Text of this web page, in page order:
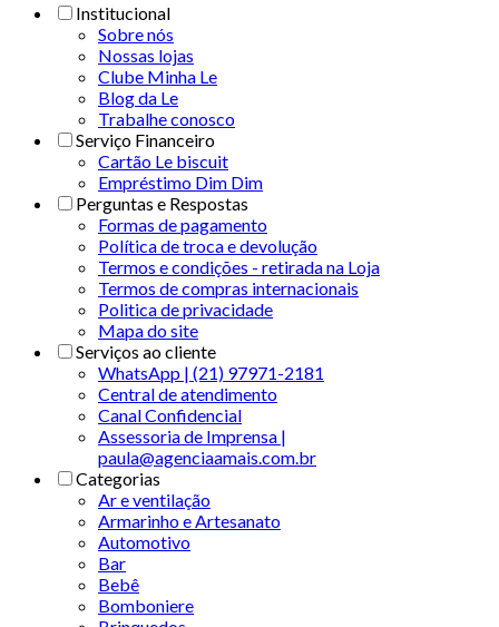
Institucional
Sobre nós
Nossas lojas
Clube Minha Le
Blog da Le
Trabalhe conosco
Serviço Financeiro
Cartão Le biscuit
Empréstimo Dim Dim
Perguntas e Respostas
Formas de pagamento
Política de troca e devolução
Termos e condições - retirada na Loja
Termos de compras internacionais
Politica de privacidade
Mapa do site
Serviços ao cliente
WhatsApp | (21) 97971-2181
Central de atendimento
Canal Confidencial
Assessoria de Imprensa |
paula@agenciaamais.com.br
Categorias
Ar e ventilação
Armarinho e Artesanato
Automotivo
Bar
Bebê
Bomboniere